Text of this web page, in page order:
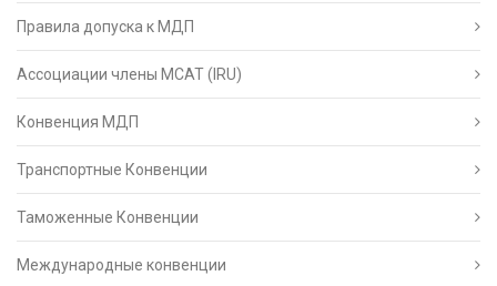
Правила допуска к МДП
Ассоциации члены МСАТ (IRU)
Конвенция МДП
Транспортные Конвенции
Таможенные Конвенции
Международные конвенции